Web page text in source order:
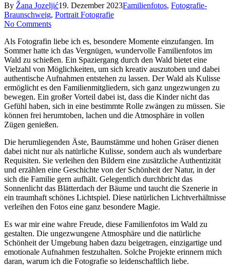
By Žana Jozeljić19. Dezember 2023Familienfotos, Fotografie-
Braunschweig, Portrait Fotografie
No Comments
Als Fotografin liebe ich es, besondere Momente einzufangen. Im
Sommer hatte ich das Vergnügen, wundervolle Familienfotos im
Wald zu schießen. Ein Spaziergang durch den Wald bietet eine
Vielzahl von Möglichkeiten, um sich kreativ auszutoben und dabei
authentische Aufnahmen entstehen zu lassen. Der Wald als Kulisse
ermöglicht es den Familienmitgliedern, sich ganz ungezwungen zu
bewegen. Ein großer Vorteil dabei ist, dass die Kinder nicht das
Gefühl haben, sich in eine bestimmte Rolle zwängen zu müssen. Sie
können frei herumtoben, lachen und die Atmosphäre in vollen
Zügen genießen.
Die herumliegenden Äste, Baumstämme und hohen Gräser dienen
dabei nicht nur als natürliche Kulisse, sondern auch als wunderbare
Requisiten. Sie verleihen den Bildern eine zusätzliche Authentizität
und erzählen eine Geschichte von der Schönheit der Natur, in der
sich die Familie gern aufhält. Gelegentlich durchbricht das
Sonnenlicht das Blätterdach der Bäume und taucht die Szenerie in
ein traumhaft schönes Lichtspiel. Diese natürlichen Lichtverhältnisse
verleihen den Fotos eine ganz besondere Magie.
Es war mir eine wahre Freude, diese Familienfotos im Wald zu
gestalten. Die ungezwungene Atmosphäre und die natürliche
Schönheit der Umgebung haben dazu beigetragen, einzigartige und
emotionale Aufnahmen festzuhalten. Solche Projekte erinnern mich
daran, warum ich die Fotografie so leidenschaftlich liebe.